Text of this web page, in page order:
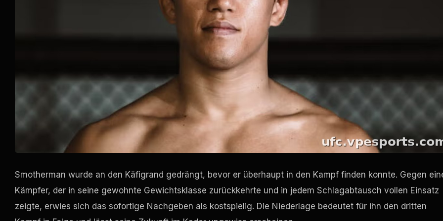
Smotherman wurde an den Käfigrand gedrängt, bevor er überhaupt in den Kampf finden konnte. Gegen
Kämpfer, der in seine gewohnte Gewichtsklasse zurückkehrte und in jedem Schlagabtausch vollen Einsatz
zeigte, erwies sich das sofortige Nachgeben als kostspielig. Die Niederlage bedeutet für ihn den dritten